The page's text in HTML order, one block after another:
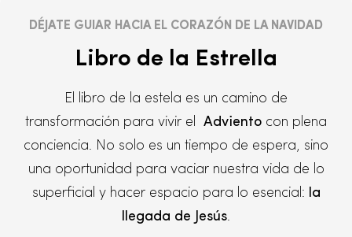
DÉJATE GUIAR HACIA EL CORAZÓN DE LA NAVIDAD
Libro de la Estrella
El libro de la estela es un camino de
transformación para vivir el Adviento con plena
conciencia. No solo es un tiempo de espera, sino
una oportunidad para vaciar nuestra vida de lo
superficial y hacer espacio para lo esencial: la
llegada de Jesús.